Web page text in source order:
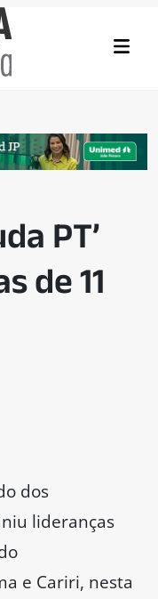
PT’
de 11
dos
lideranças
e Cariri, nesta